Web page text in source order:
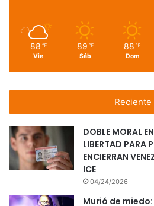
88 ℉
Vie
89 ℉
Sáb
88 ℉
Dom
Reciente
DOBLE MORAL
LIBERTAD PARA
ENCIERRAN
ICE
04/24/2026
Murió de